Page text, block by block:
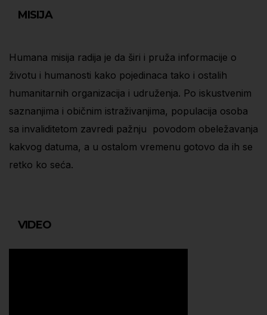
MISIJA
Humana misija radija je da širi i pruža informacije o
životu i humanosti kako pojedinaca tako i ostalih
humanitarnih organizacija i udruženja. Po iskustvenim
saznanjima i običnim istraživanjima, populacija osoba
sa invaliditetom zavredi pažnju povodom obeležavanja
kakvog datuma, a u ostalom vremenu gotovo da ih se
retko ko seća.
VIDEO